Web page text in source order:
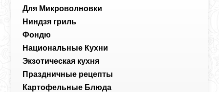
Для Микроволновки
Ниндзя гриль
Фондю
Национальные Кухни
Экзотическая кухня
Праздничные рецепты
Картофельные Блюда